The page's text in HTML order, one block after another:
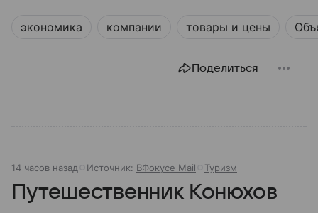
экономика компании товары и цены
Поделиться
14 часов назад Источник: ВФокусе Mail Туризм
Путешественник Конюхов